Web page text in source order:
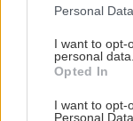
Personal
I want to opt-
personal data.
Opted In
I want to opt-
Personal Data.
μετατόπιση στη
παλαιότερες
Ενέργειας